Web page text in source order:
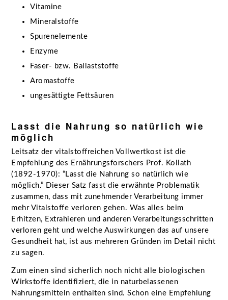
Vitamine
Mineralstoffe
Spurenelemente
Enzyme
Faser- bzw. Ballaststoffe
Aromastoffe
ungesättigte Fettsäuren
Lasst die Nahrung so natürlich wie
möglich
Leitsatz der vitalstoffreichen Vollwertkost ist die
Empfehlung des Ernährungsforschers Prof. Kollath
(1892-1970): “Lasst die Nahrung so natürlich wie
möglich.” Dieser Satz fasst die erwähnte Problematik
zusammen, dass mit zunehmender Verarbeitung immer
mehr Vitalstoffe verloren gehen. Was alles beim
Erhitzen, Extrahieren und anderen Verarbeitungsschritten
verloren geht und welche Auswirkungen das auf unsere
Gesundheit hat, ist aus mehreren Gründen im Detail nicht
zu sagen.
Zum einen sind sicherlich noch nicht alle biologischen
Wirkstoffe identifiziert, die in naturbelassenen
Nahrungsmitteln enthalten sind. Schon eine Empfehlung